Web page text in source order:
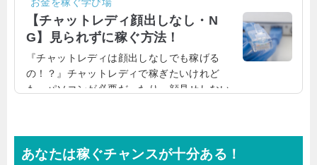
画配信しなければいけないわけではありませ
ん。実は、声だけでもお仕事をすることがで
きます。やはり、自分の顔や体を見られるこ
とに抵抗感がある方も少なからずいるでしょ
う。そういう方こそ、通話のみでお仕事がで
きるチャットレディがオススメなのです。実
【チャットレディ顔出しなし・N
G】見られずに稼ぐ方法！
『チャットレディは顔出しなしでも稼げる
の！？』チャットレディで稼ぎたいけれど
も、パソコンが必要だったり、顔見せしない
ンがなくてもスマホだけで稼ぐことができる
のです。しかも、スマホでメールのやりとり
あなたは稼ぐチャンスが十分ある！